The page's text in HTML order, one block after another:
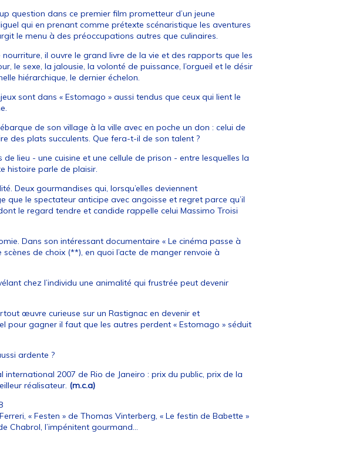
question dans ce premier film prometteur d’un jeune
qui en prenant comme prétexte scénaristique les aventures
le menu à des préoccupations autres que culinaires.
il ouvre le grand livre de la vie et des rapports que les
le sexe, la jalousie, la volonté de puissance, l’orgueil et le désir
hiérarchique, le dernier échelon.
sont dans « Estomago » aussi tendus que ceux qui lient le
de son village à la ville avec en poche un don : celui de
des plats succulents. Que fera-t-il de son talent ?
lieu - une cuisine et une cellule de prison - entre lesquelles la
histoire parle de plaisir.
Deux gourmandises qui, lorsqu’elles deviennent
que le spectateur anticipe avec angoisse et regret parce qu’il
le regard tendre et candide rappelle celui Massimo Troisi
Dans son intéressant documentaire « Le cinéma passe à
de choix (**), en quoi l’acte de manger renvoie à
chez l’individu une animalité qui frustrée peut devenir
œuvre curieuse sur un Rastignac en devenir et
pour gagner il faut que les autres perdent « Estomago » séduit
ardente ?
2007 de Rio de Janeiro : prix du public, prix de la
réalisateur. (m.c.a)
« Festen » de Thomas Vinterberg, « Le festin de Babette »
Chabrol, l’impénitent gourmand…